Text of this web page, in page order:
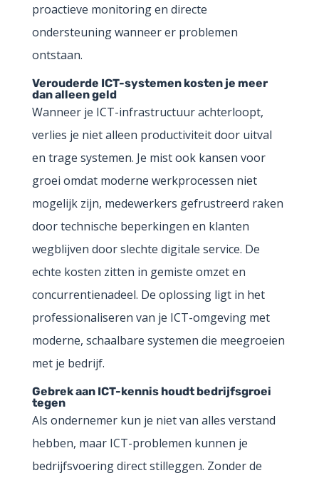
proactieve monitoring en directe
ondersteuning wanneer er problemen
ontstaan.
Verouderde ICT-systemen kosten je meer
dan alleen geld
Wanneer je ICT-infrastructuur achterloopt,
verlies je niet alleen productiviteit door uitval
en trage systemen. Je mist ook kansen voor
groei omdat moderne werkprocessen niet
mogelijk zijn, medewerkers gefrustreerd raken
door technische beperkingen en klanten
wegblijven door slechte digitale service. De
echte kosten zitten in gemiste omzet en
concurrentienadeel. De oplossing ligt in het
professionaliseren van je ICT-omgeving met
moderne, schaalbare systemen die meegroeien
met je bedrijf.
Gebrek aan ICT-kennis houdt bedrijfsgroei
tegen
Als ondernemer kun je niet van alles verstand
hebben, maar ICT-problemen kunnen je
bedrijfsvoering direct stilleggen. Zonder de